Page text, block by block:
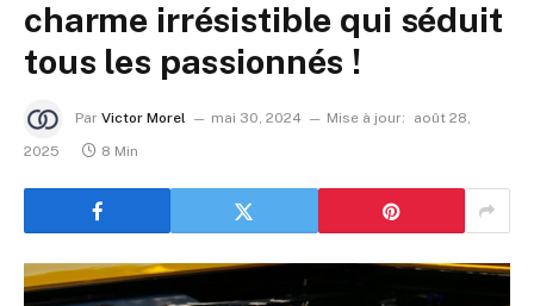
charme irrésistible qui séduit
tous les passionnés !
Par Victor Morel mai 30, 2024 Mise à jour:
août 28,
2025
8 Min